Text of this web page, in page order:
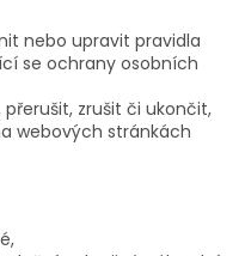
nebo upravit pravidla
se ochrany osobních
zrušit či ukončit,
webových stránkách